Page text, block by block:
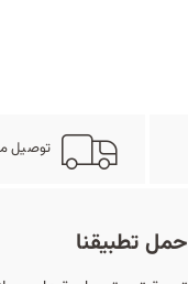
ث
توصيل
حمل تطبيقنا